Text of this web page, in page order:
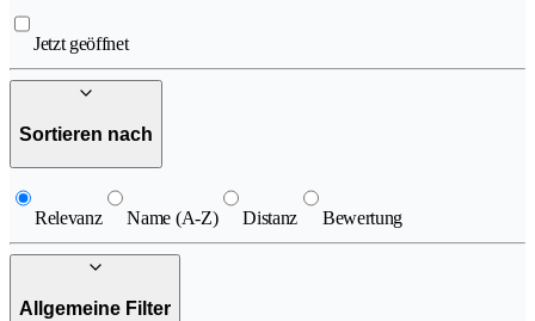
Jetzt geöffnet
Sortieren nach
Relevanz Name (A-Z) Distanz Bewertung
Allgemeine Filter